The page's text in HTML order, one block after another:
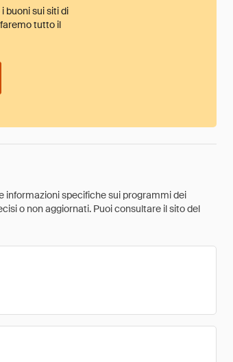
buoni sui siti di
tutto il
informazioni specifiche sui programmi dei
o non aggiornati. Puoi consultare il sito del